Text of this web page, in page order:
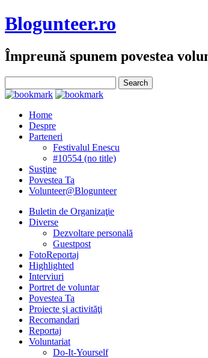
Blogunteer.ro
Împreună spunem povestea
Home
Despre
Parteneri
Festivalul Enescu
#10554 (no title)
Susţine
Povestea Ta
Volunteer@Blogunteer
Buletin de Organizaţie
Diverse
Dezvoltare personală
Guestpost
FotoReportaj
Highlighted
Interviuri
Portret de voluntar
Povestea Ta
Proiecte şi activităţi
Recomandari
Reportaj
Voluntariat
Do-It-Yourself